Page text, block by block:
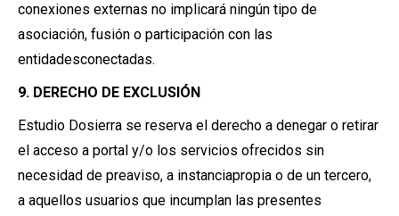
conexiones externas no implicará ningún tipo de
asociación, fusión o participación con las
entidadesconectadas.
9. DERECHO DE EXCLUSIÓN
Estudio Dosierra se reserva el derecho a denegar o retirar
el acceso a portal y/o los servicios ofrecidos sin
necesidad de preaviso, a instanciapropia o de un tercero,
a aquellos usuarios que incumplan las presentes